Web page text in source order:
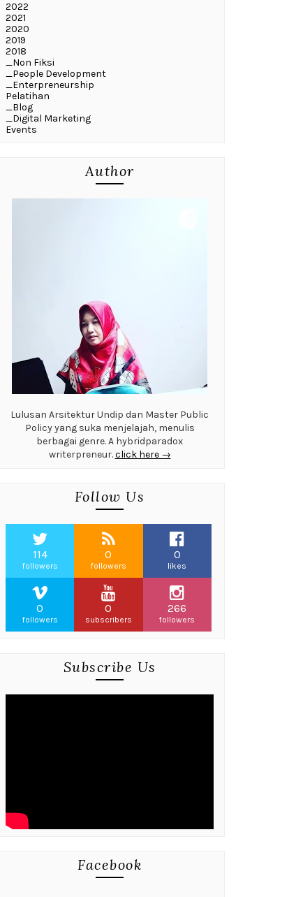
2022
2021
2020
2019
2018
_Non Fiksi
_People Development
_Enterpreneurship
Pelatihan
_Blog
_Digital Marketing
Events
Author
Lulusan Arsitektur Undip dan Master Public
Policy yang suka menjelajah, menulis
berbagai genre. A hybridparadox
writerpreneur.click here →
Follow Us
114
followers
0
followers
0
likes
0
followers
0
subscribers
266
followers
Subscribe Us
Facebook